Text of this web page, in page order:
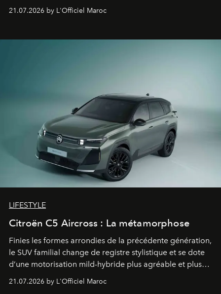
constructeur allemand a revu en profondeur son SUV
fétiche pour le rendre plus premium. Et le pari semble
21.07.2026 by L'Officiel Maroc
LIFESTYLE
Citroën C5 Aircross : La métamorphose
Finies les formes arrondies de la précédente génération,
le SUV familial change de registre stylistique et se dote
d’une motorisation mild-hybride plus agréable et plus
économe. à n’en pas douter, le nouveau C5 Aircross a
gagné en maturité.
21.07.2026 by L'Officiel Maroc